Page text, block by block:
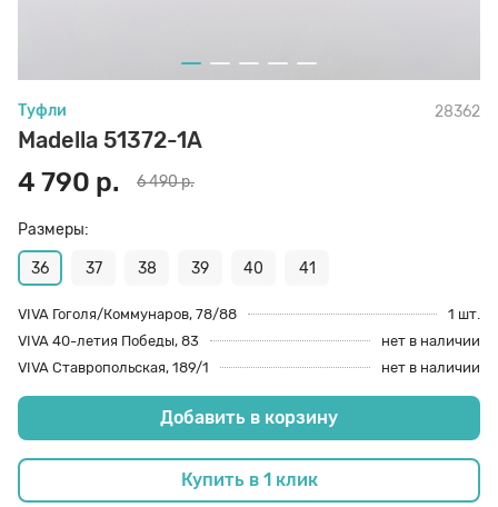
Туфли 28362
Madella 51372-1A
4 790 р. 6 490 р.
Размеры:
36 37 38 39 40 41
VIVA Гоголя/Коммунаров, 78/88
1 шт.
VIVA 40-летия Победы, 83
нет в наличии
VIVA Ставропольская, 189/1
нет в наличии
Добавить в корзину
Купить в 1 клик
8 den
Полустельки
Пропитка
Пяткоудерживатели
Растяжитель и Очиститель
Салфетки